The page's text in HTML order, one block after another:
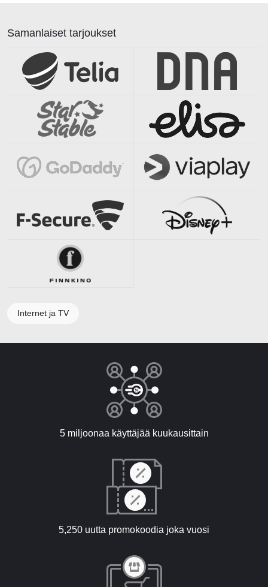
Samanlaiset tarjoukset
Internet ja TV
5 miljoonaa käyttäjää kuukausittain
5,250 uutta promokoodia joka vuosi